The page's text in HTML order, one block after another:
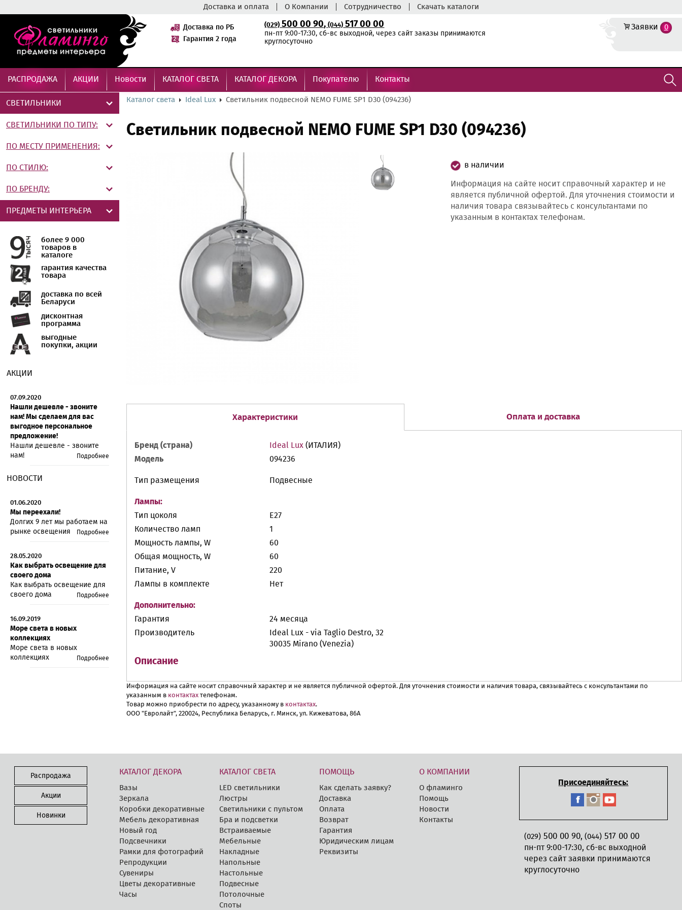
Доставка и оплата О Компании Сотрудничество Скачать каталоги
Доставка по РБ
Гарантия 2 года
(029) 500 00 90,(044) 517 00 00
пн-пт 9:00-17:30, сб-вс выходной, через сайт заказы принимаются
круглосуточно
Заявки 0
РАСПРОДАЖА АКЦИИ Новости КАТАЛОГ СВЕТА КАТАЛОГ ДЕКОРА Покупателю Контакты
СВЕТИЛЬНИКИ
СВЕТИЛЬНИКИ ПО ТИПУ:
ПО МЕСТУ ПРИМЕНЕНИЯ:
ПО СТИЛЮ:
ПО БРЕНДУ:
ПРЕДМЕТЫ ИНТЕРЬЕРА
более 9 000
товаров в
каталоге
гарантия качества
товара
доставка по всей
Беларуси
дисконтная
программа
выгодные
покупки, акции
АКЦИИ
07.09.2020
Нашли дешевле - звоните
нам! Мы сделаем для вас
выгодное персональное
предложение!
Нашли дешевле - звоните
нам!
Подробнее
НОВОСТИ
01.06.2020
Мы переехали!
Долгих 9 лет мы работаем на
рынке освещения
Подробнее
28.05.2020
Как выбрать освещение для
своего дома
Как выбрать освещение для
своего дома
Подробнее
16.09.2019
Море света в новых
коллекциях
Море света в новых
коллекциях
Подробнее
Каталог света Ideal Lux Светильник подвесной NEMO FUME SP1 D30 (094236)
Светильник подвесной NEMO FUME SP1 D30 (094236)
в наличии
Информация на сайте носит справочный характер и не
является публичной офертой. Для уточнения стоимости и
наличия товара связывайтесь с консультантами по
указанным в контактах телефонам.
Характеристики Оплата и доставка
Бренд (страна) Ideal Lux(ИТАЛИЯ)
Модель
094236
Тип размещения Подвесные
Лампы:
Тип цоколя
E27
Количество ламп
1
Мощность лампы, W
60
Общая мощность, W
60
Питание, V
220
Лампы в комплекте
Нет
Дополнительно:
Гарантия
24 месяца
Производитель
Ideal Lux - via Taglio Destro, 32
30035 Mirano (Venezia)
Описание
Информация на сайте носит справочный характер и не является публичной офертой. Для уточнения стоимости и наличия товара, связывайтесь с консультантами по
указанным в контактах телефонам.
Товар можно приобрести по адресу, указанному в контактах.
ООО "Евролайт", 220024, Республика Беларусь, г. Минск, ул. Кижеватова, 86А
Распродажа
Акции
Новинки
КАТАЛОГ ДЕКОРА
Вазы
Зеркала
Коробки декоративные
Мебель декоративная
Новый год
Подсвечники
Рамки для фотографий
Репродукции
Сувениры
Цветы декоративные
Часы
КАТАЛОГ СВЕТА
LED cветильники
Люстры
Светильники с пультом
Бра и подсветки
Встраиваемые
Мебельные
Накладные
Напольные
Настольные
Подвесные
Потолочные
Споты
ПОМОЩЬ
Как сделать заявку?
Доставка
Оплата
Возврат
Гарантия
Юридическим лицам
Реквизиты
О КОМПАНИИ
О фламинго
Помощь
Новости
Контакты
Присоединяйтесь:
(029)500 00 90, (044)517 00 00
пн-пт 9:00-17:30, сб-вс выходной
через сайт заявки принимаются
круглосуточно